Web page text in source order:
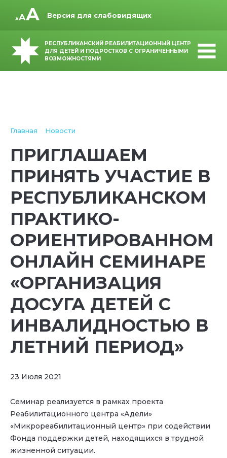
Версия для слабовидящих
РЕСПУБЛИКАНСКИЙ РЕАБИЛИТАЦИОННЫЙ ЦЕНТР
ДЛЯ ДЕТЕЙ И ПОДРОСТКОВ С ОГРАНИЧЕННЫМИ
ВОЗМОЖНОСТЯМИ
Главная Новости
ПРИГЛАШАЕМ
ПРИНЯТЬ УЧАСТИЕ В
РЕСПУБЛИКАНСКОМ
ПРАКТИКО-
ОРИЕНТИРОВАННОМ
ОНЛАЙН СЕМИНАРЕ
«ОРГАНИЗАЦИЯ
ДОСУГА ДЕТЕЙ С
ИНВАЛИДНОСТЬЮ В
ЛЕТНИЙ ПЕРИОД»
23 Июля 2021
Семинар реализуется в рамках проекта
Реабилитационного центра «Адели»
«Микрореабилитационный центр» при содействии
Фонда поддержки детей, находящихся в трудной
жизненной ситуации.